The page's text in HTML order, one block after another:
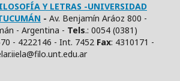
Y LETRAS -UNIVERSIDAD
- Av. Benjamín Aráoz 800 -
- Argentina - Tels.: 0054 (0381)
- 4222146 - Int. 7452 Fax: 4310171 -